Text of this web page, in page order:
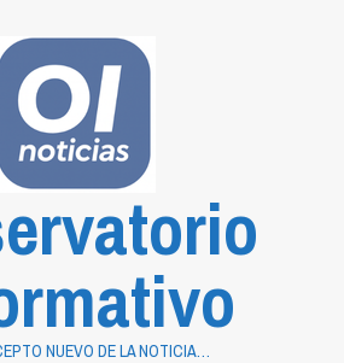
NUEVO DE LA NOTICIA…